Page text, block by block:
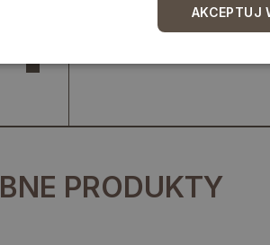
PRODUKTY
AKCEPTUJ